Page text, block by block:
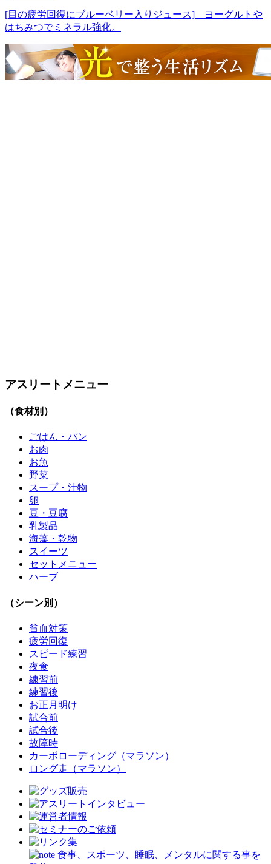
[目の疲労回復にブルーベリー入りジュース] ヨーグルトや
はちみつでミネラル強化。
アスリートメニュー
（食材別）
ごはん・パン
お肉
お魚
野菜
スープ・汁物
卵
豆・豆腐
乳製品
海藻・乾物
スイーツ
セットメニュー
ハーブ
（シーン別）
貧血対策
疲労回復
スピード練習
夜食
練習前
練習後
お正月明け
試合前
試合後
故障時
カーボローディング（マラソン）
ロング走（マラソン）